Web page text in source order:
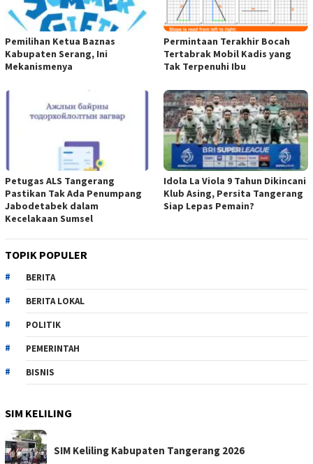
Pemilihan Ketua Baznas
Kabupaten Serang, Ini
Mekanismenya
Permintaan Terakhir Bocah
Tertabrak Mobil Kadis yang
Tak Terpenuhi Ibu
Petugas ALS Tangerang
Pastikan Tak Ada Penumpang
Jabodetabek dalam
Kecelakaan Sumsel
Idola La Viola 9 Tahun Dikincani
Klub Asing, Persita Tangerang
Siap Lepas Pemain?
TOPIK POPULER
BERITA
BERITA LOKAL
POLITIK
PEMERINTAH
BISNIS
SIM KELILING
SIM Keliling Kabupaten Tangerang 2026